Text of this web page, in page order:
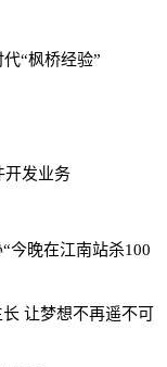
“枫桥经验”
开发业务
今晚在江南站杀100
让梦想不再遥不可